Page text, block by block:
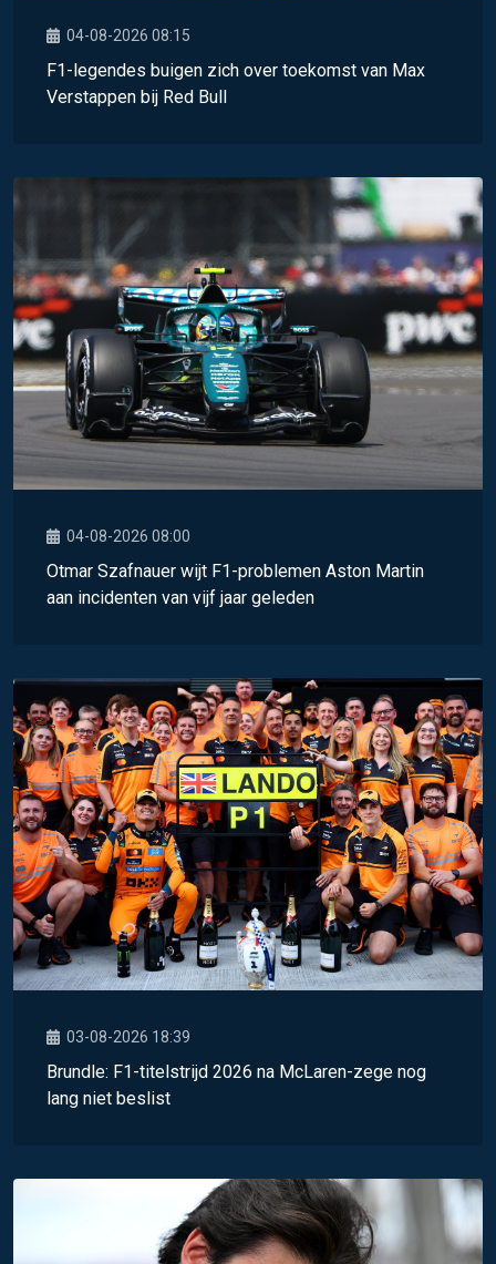
04-08-2026 08:15
F1-legendes buigen zich over toekomst van Max
Verstappen bij Red Bull
04-08-2026 08:00
Otmar Szafnauer wijt F1-problemen Aston Martin
aan incidenten van vijf jaar geleden
03-08-2026 18:39
Brundle: F1-titelstrijd 2026 na McLaren-zege nog
lang niet beslist